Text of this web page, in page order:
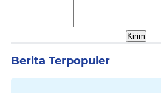
Berita Terpopuler